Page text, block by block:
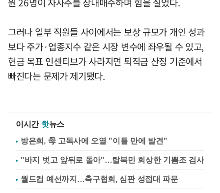
그러나 일부 직원들 사이에서는 보상 규모가 개인 성과
보다 주가·업종지수 같은 시장 변수에 좌우될 수 있고,
현금 목표 인센티브가 사라지면 퇴직금 산정 기준에서
빠진다는 문제가 제기됐다.
이시간 핫뉴스
방은희, 母 고독사에 오열 "이틀 만에 발견"
"바지 벗고 앞뒤로 돌아"…탈북민 회상한 기쁨조 검사
월드컵 예선까지…축구협회, 심판 성접대 파문